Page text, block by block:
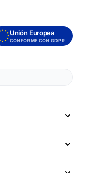
Unión Europea
CONFORME CON GDPR